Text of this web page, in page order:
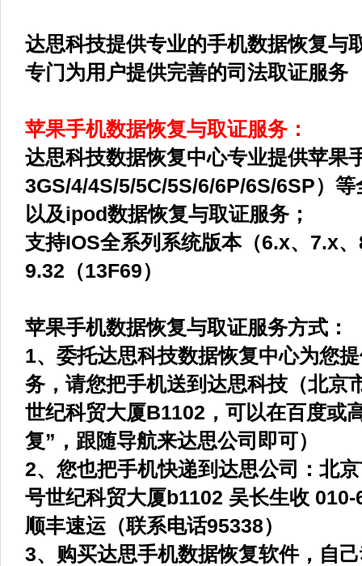
达思科技提供专业的手机数据恢复与
专门为用户提供完善的司法取证服务
苹果手机数据恢复与取证服务：
达思科技数据恢复中心专业提供苹果
3GS/4/4S/5/5C/5S/6/6P/6S/6SP）
以及ipod数据恢复与取证服务；
支持IOS全系列系统版本（6.x、7.x
9.32（13F69）
苹果手机数据恢复与取证服务方式：
1、委托达思科技数据恢复中心为您
务，请您把手机送到达思科技（北京
世纪科贸大厦B1102，可以在百度或
复”，跟随导航来达思公司即可）
2、您也把手机快递到达思公司：北
号世纪科贸大厦b1102 吴长生收
顺丰速运（联系电话95338）
3、购买达思手机数据恢复软件，自